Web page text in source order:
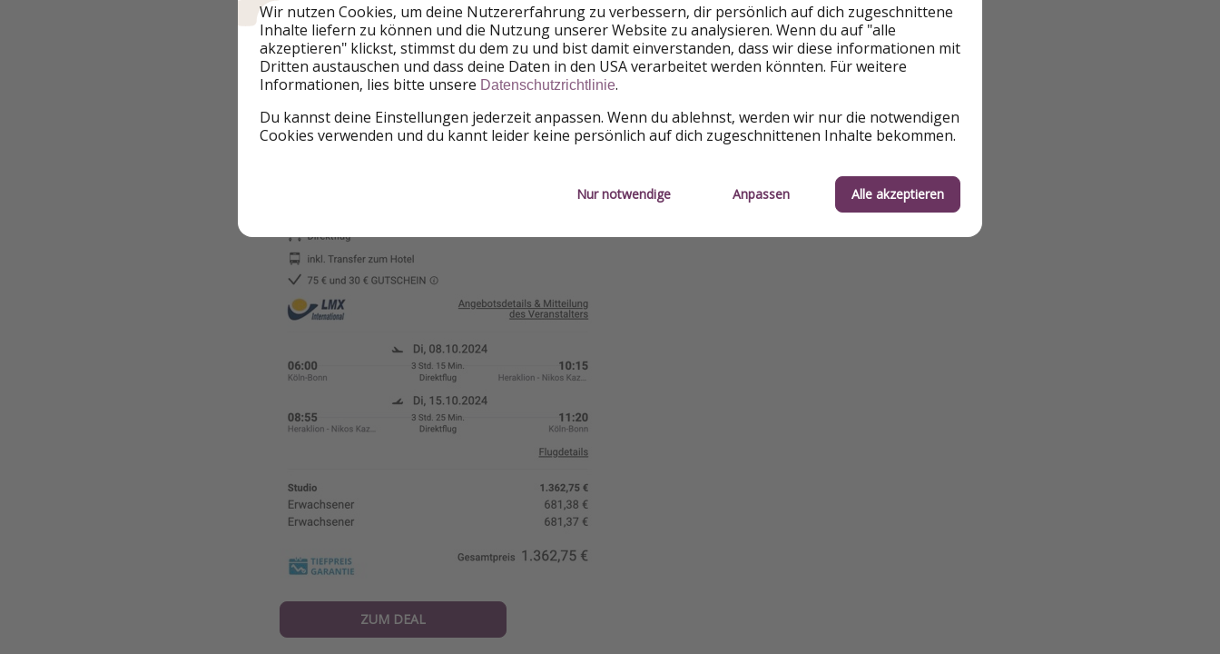
🌴 Reisebeispiel
ZUM DEAL
Wir nutzen Cookies, um deine Nutzererfahrung zu verbessern, dir persönlich auf dich zugeschnittene
Inhalte liefern zu können und die Nutzung unserer Website zu analysieren. Wenn du auf "alle
akzeptieren" klickst, stimmst du dem zu und bist damit einverstanden, dass wir diese informationen mit
Dritten austauschen und dass deine Daten in den USA verarbeitet werden könnten. Für weitere
Informationen, lies bitte unsere Datenschutzrichtlinie.
Du kannst deine Einstellungen jederzeit anpassen. Wenn du ablehnst, werden wir nur die notwendigen
Cookies verwenden und du kannt leider keine persönlich auf dich zugeschnittenen Inhalte bekommen.
Nur notwendige Anpassen Alle akzeptieren